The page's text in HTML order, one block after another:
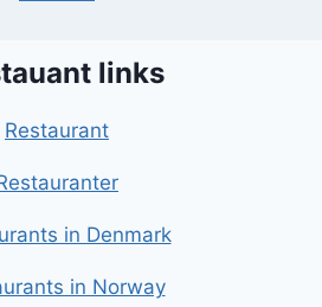
links
Restaurant
in Denmark
in Norway